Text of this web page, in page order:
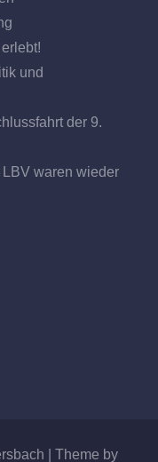
und
der 9.
waren wieder
| Theme by